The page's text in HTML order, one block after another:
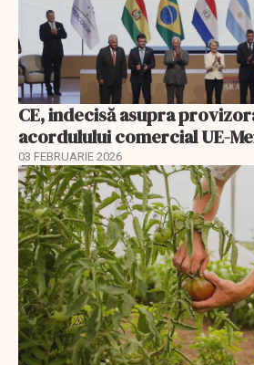
CE, indecisă asupra
acordulului comercial UE-
03 FEBRUARIE 2026